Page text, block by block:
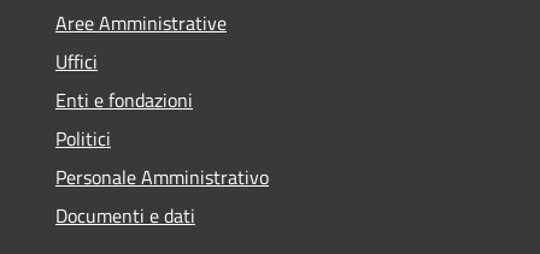
Aree Amministrative
Uffici
Enti e fondazioni
Politici
Personale Amministrativo
Documenti e dati